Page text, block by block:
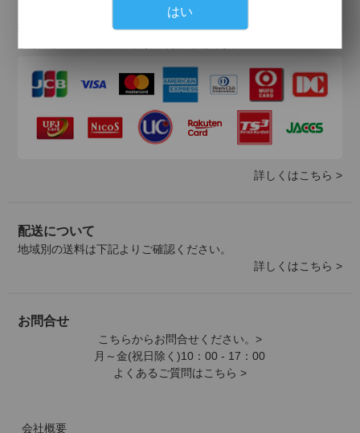
掛け払い・クレジットカード・代引きがご利用いただけます。
詳しくはこちら >
配送について
地域別の送料は下記よりご確認ください。
詳しくはこちら >
お問合せ
こちらからお問合せください。>
月～金(祝日除く)10：00 - 17：00
よくあるご質問はこちら >
会社概要
はい